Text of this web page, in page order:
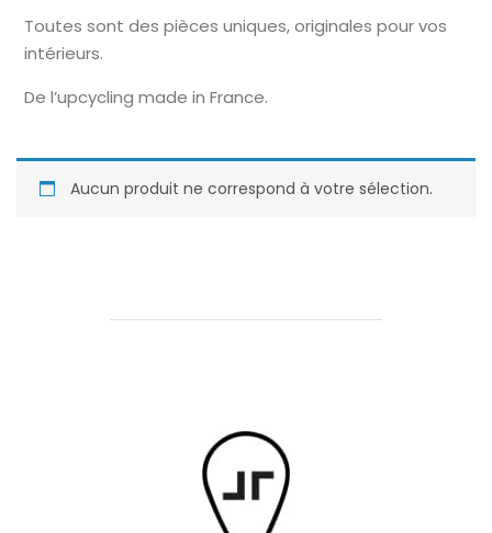
Toutes sont des pièces uniques, originales pour vos
intérieurs.
De l’upcycling made in France.
Aucun produit ne correspond à votre sélection.